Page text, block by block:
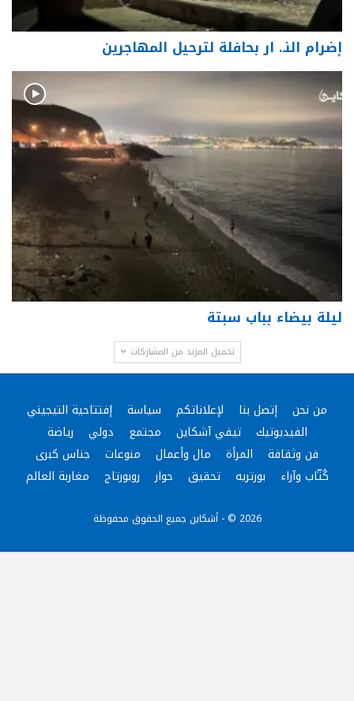
إضرام النـ. ار بحافلة لترحيل المهاجرين
ليلة بيضاء بباب سبتة
تحميل المزيد من المشاركات
من نحن إتصل بنا لإعلاناتكم سياسة
إفتتاحية التيجيني
الفيديوتيك
تيفي آشكاين مجتمع دولي
رياضة
فن وثقافة
المرأة مال وأعمال منوعات
جناس كبرى
كُتّاب وآراء
بورتريه تحقيق حوار روبورتاج مغاربة العالم
2026 © - أشكاين جميع الحقوق محفوظة